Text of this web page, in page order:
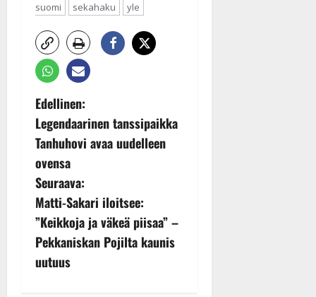
suomi
sekahaku yle
P
o
s
t
n
a
Edellinen:
Legendaarinen tanssipaikka
Tanhuhovi avaa uudelleen
ovensa
Seuraava:
Matti-Sakari iloitsee:
”Keikkoja ja väkeä piisaa” –
Pekkaniskan Pojilta kaunis
uutuus